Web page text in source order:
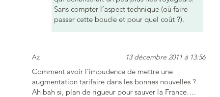
Sans compter l’aspect technique (où faire
passer cette boucle et pour quel coût ?).
Az 13 décembre 2011 à 13:56
Comment avoir l’impudence de mettre une
augmentation tarifaire dans les bonnes nouvelles ?
Ah bah si, plan de rigueur pour sauver la France….